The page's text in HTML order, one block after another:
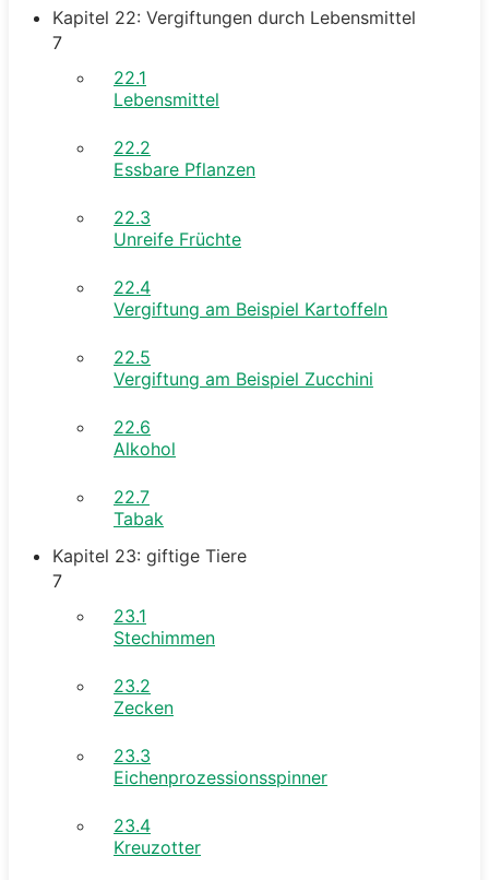
Kapitel 22: Vergiftungen durch Lebensmittel
7
22.1
Lebensmittel
22.2
Essbare Pflanzen
22.3
Unreife Früchte
22.4
Vergiftung am Beispiel Kartoffeln
22.5
Vergiftung am Beispiel Zucchini
22.6
Alkohol
22.7
Tabak
Kapitel 23: giftige Tiere
7
23.1
Stechimmen
23.2
Zecken
23.3
Eichenprozessionsspinner
23.4
Kreuzotter